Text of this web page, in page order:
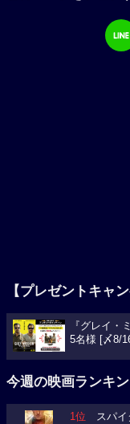
【プレゼントキャ
『グレイ・
5名様 [〆8/
今週の映画ランキ
1位 スパイ